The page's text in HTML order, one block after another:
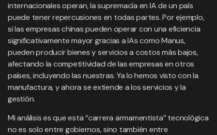
internacionales operan, la supremacía en IA de un país
puede tener repercusiones en todas partes. Por ejemplo,
si las empresas chinas pueden operar con una eficiencia
significativamente mayor gracias a IAs como Manus,
pueden producir bienes y servicios a costos más bajos,
afectando la competitividad de las empresas en otros
países, incluyendo las nuestras. Ya lo hemos visto con la
manufactura, y ahora se extiende a los servicios y la
gestión.
Mi análisis es que esta “carrera armamentista” tecnológica
no es solo entre gobiernos, sino también entre